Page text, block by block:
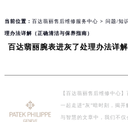
on line154
当前位置： 百达翡丽售后维修服务中心 > 问题/知
理办法详解（正确清洁与保养指南）
百达翡丽腕表进灰了处理办法详
【百达翡丽售后维修中心
一起走进“灰”暗时刻，揭
与智慧的文章中，我们不